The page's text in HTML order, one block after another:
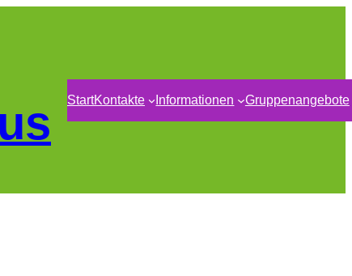
StartKontakte Informationen Gruppenangebote